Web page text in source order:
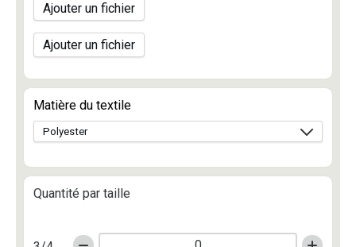
Ajouter un fichier
Ajouter un fichier
Matière du textile
Quantité par taille